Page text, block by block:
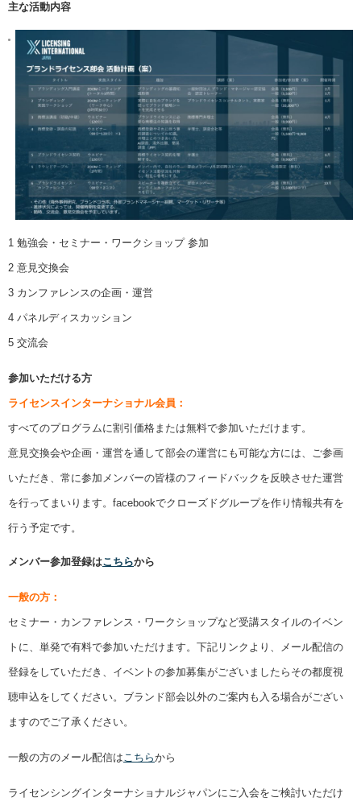
主な活動内容
1 勉強会・セミナー・ワークショップ 参加
2 意見交換会
3 カンファレンスの企画・運営
4 パネルディスカッション
5 交流会
参加いただける方
ライセンスインターナショナル会員：
すべてのプログラムに割引価格または無料で参加いただけます。
意見交換会や企画・運営を通して部会の運営にも可能な方には、ご参画
いただき、常に参加メンバーの皆様のフィードバックを反映させた運営
を行ってまいります。facebookでクローズドグループを作り情報共有を
行う予定です。
メンバー参加登録はこちらから
一般の方：
セミナー・カンファレンス・ワークショップなど受講スタイルのイベン
トに、単発で有料で参加いただけます。下記リンクより、メール配信の
登録をしていただき、イベントの参加募集がございましたらその都度視
聴申込をしてください。ブランド部会以外のご案内も入る場合がござい
ますのでご了承ください。
一般の方のメール配信は こちらから
ライセンシングインターナショナルジャパンにご入会をご検討いただけ